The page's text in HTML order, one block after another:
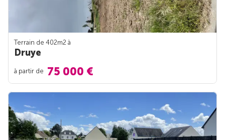
Terrain de 402m2 à
Druye
à partir de 75 000 €